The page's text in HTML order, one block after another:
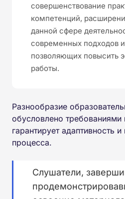
совершенствование
компетенций,
данной сфере
современных подходов
позволяющих повысить
работы.
Разнообразие
обусловлено
гарантирует адаптивность
процесса.
Слушатели,